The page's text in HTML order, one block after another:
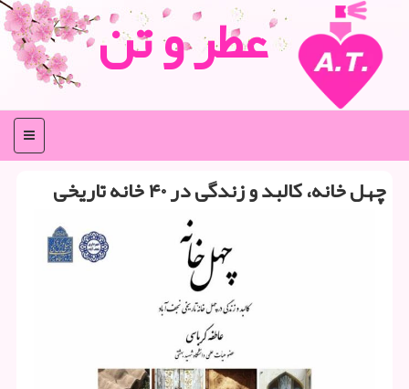
عطر و تن
منو
چهل خانه، كالبد و زندگی در ۴۰ خانه تاریخی